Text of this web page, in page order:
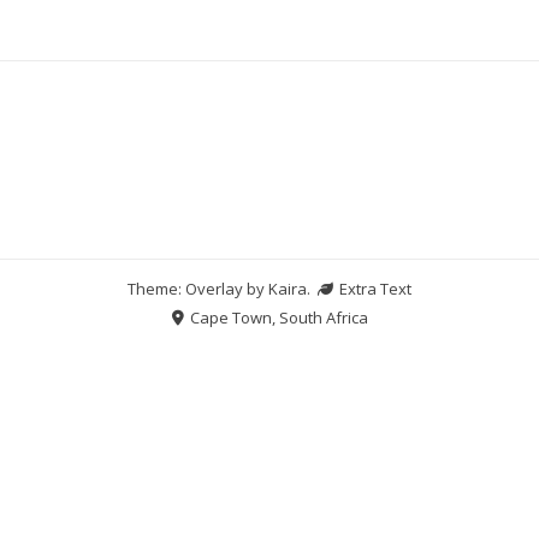
Theme: Overlay byKaira.
Extra Text
Cape Town, South Africa